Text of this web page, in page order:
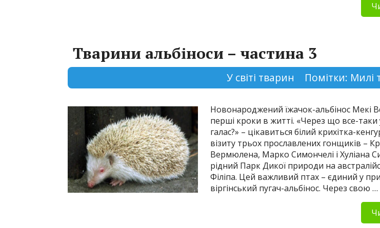
Тварини альбіноси – частина 3
У світі тварин Помітки: Милі
Новонароджений їжачок-альбінос Мекі
перші кроки в житті. «Через що все-таки
галас?» – цікавиться білий крихітка-
візиту трьох прославлених гонщиків –
Вермюлена, Марко Симончелі і Хуліана
рідний Парк Дикої природи на
Філіпа. Цей важливий птах – єдиний у
віргінський пугач-альбінос. Через свою …